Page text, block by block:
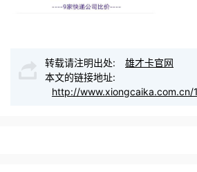
转载请注明出处:
雄才卡官网
本文的链接地址:
http://www.xiongcaika.com.cn/